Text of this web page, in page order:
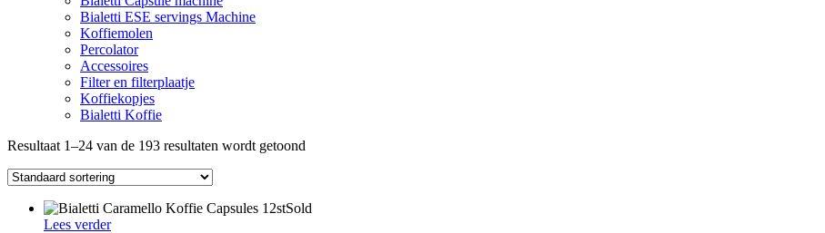
Bialetti ESE servings Machine
Koffiemolen
Percolator
Accessoires
Filter en filterplaatje
Koffiekopjes
Bialetti Koffie
Resultaat 1–24 van de 193 resultaten wordt getoond
Sold
Lees verder